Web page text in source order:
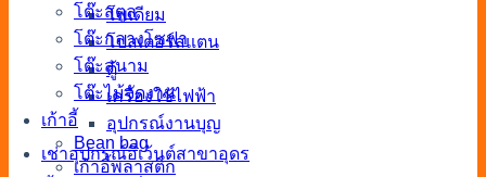
โพเดียม
โปสเตอร์สแตน
ตู้
เครื่องใช้ไฟฟ้า
อุปกรณ์งานบุญ
เช่าอุปกรณ์อีเว้นต์สาขาอุดร
โต๊ะสตูล
โต๊ะกลางโซฟา
โต๊ะสนาม
โต๊ะไม้จัดงาน
เก้าอี้
Bean bag
เก้าอี้พลาสติก